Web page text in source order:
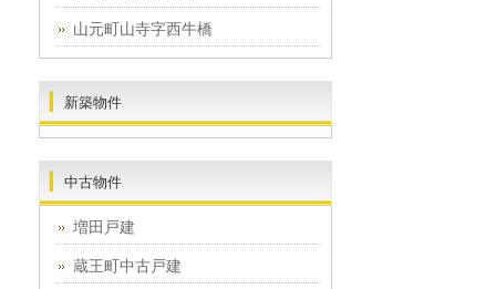
山元町山寺字西牛橋
新築物件
中古物件
増田戸建
蔵王町中古戸建